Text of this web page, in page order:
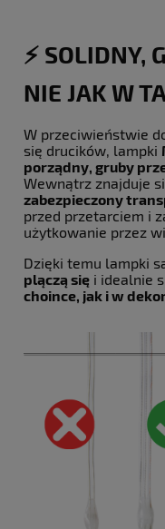
⚡️ SOLIDNY,
NIE JAK W
W przeciwieństwie
się drucików, lampki
porządny, gruby
Wewnątrz znajduje
zabezpieczony
przed przetarciem i
użytkowanie przez
Dzięki temu lampki
plączą się i idealnie
choince, jak i w